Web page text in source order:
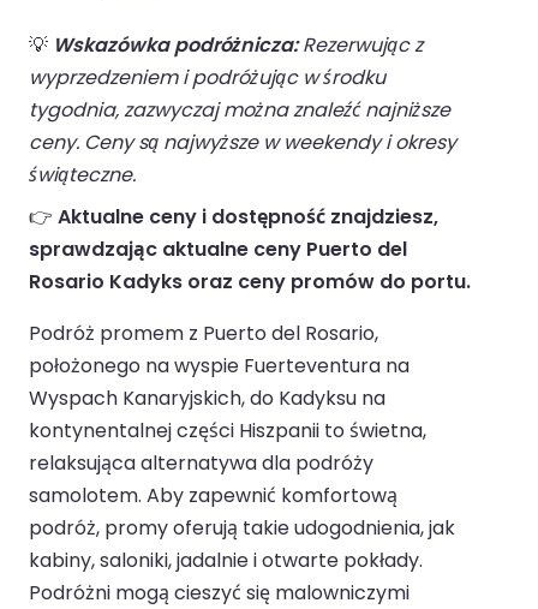
💡 Wskazówka podróżnicza:Rezerwując z
wyprzedzeniem i podróżując w środku
tygodnia, zazwyczaj można znaleźć najniższe
ceny. Ceny są najwyższe w weekendy i okresy
świąteczne.
👉 Aktualne ceny i dostępność znajdziesz,
sprawdzając aktualne ceny Puerto del
Rosario Kadyks oraz ceny promów do portu.
Podróż promem z Puerto del Rosario,
położonego na wyspie Fuerteventura na
Wyspach Kanaryjskich, do Kadyksu na
kontynentalnej części Hiszpanii to świetna,
relaksująca alternatywa dla podróży
samolotem. Aby zapewnić komfortową
podróż, promy oferują takie udogodnienia, jak
kabiny, saloniki, jadalnie i otwarte pokłady.
Podróżni mogą cieszyć się malowniczymi